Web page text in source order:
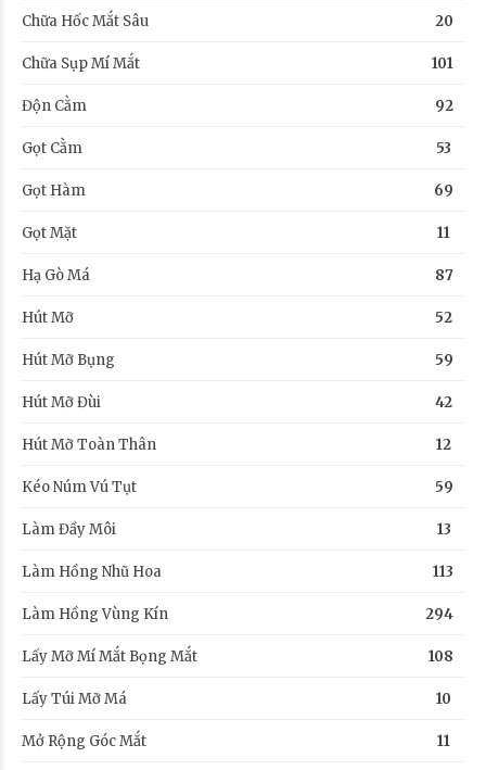
Chữa Hốc Mắt Sâu 20
Chữa Sụp Mí Mắt 101
Độn Cằm 92
Gọt Cằm 53
Gọt Hàm 69
Gọt Mặt 11
Hạ Gò Má 87
Hút Mỡ 52
Hút Mỡ Bụng 59
Hút Mỡ Đùi 42
Hút Mỡ Toàn Thân 12
Kéo Núm Vú Tụt 59
Làm Đầy Môi 13
Làm Hồng Nhũ Hoa 113
Làm Hồng Vùng Kín 294
Lấy Mỡ Mí Mắt Bọng Mắt 108
Lấy Túi Mỡ Má 10
Mở Rộng Góc Mắt 11